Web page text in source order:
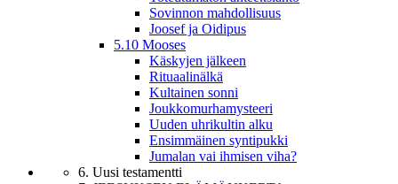
Sovinnon mahdollisuus
Joosef ja Oidipus
5.10 Mooses
Käskyjen jälkeen
Rituaalinälkä
Kultainen sonni
Joukkomurhamysteeri
Uuden uhrikultin alku
Ensimmäinen syntipukki
Jumalan vai ihmisen viha?
6. Uusi testamentti